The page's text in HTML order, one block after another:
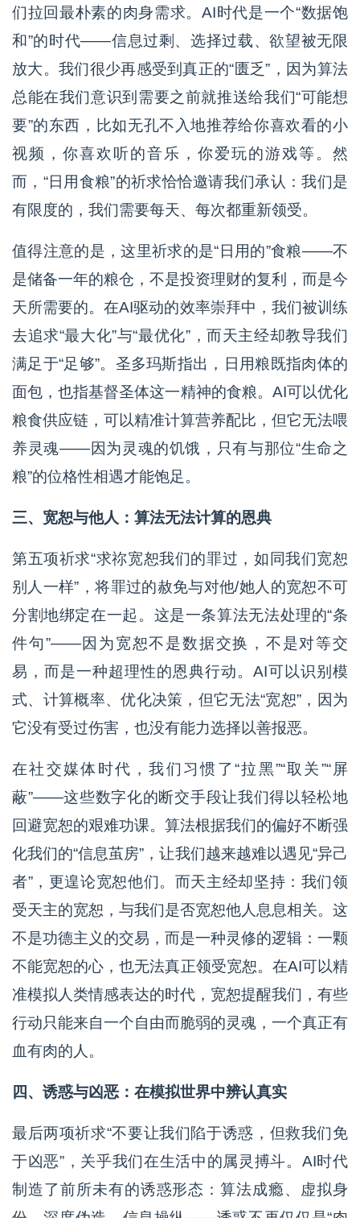
们拉回最朴素的肉身需求。AI时代是一个“数据饱
和”的时代——信息过剩、选择过载、欲望被无限
放大。我们很少再感受到真正的“匮乏”，因为算法
总能在我们意识到需要之前就推送给我们“可能想
要”的东西，比如无孔不入地推荐给你喜欢看的小
视频，你喜欢听的音乐，你爱玩的游戏等。然
而，“日用食粮”的祈求恰恰邀请我们承认：我们是
有限度的，我们需要每天、每次都重新领受。
值得注意的是，这里祈求的是“日用的”食粮——不
是储备一年的粮仓，不是投资理财的复利，而是今
天所需要的。在AI驱动的效率崇拜中，我们被训练
去追求“最大化”与“最优化”，而天主经却教导我们
满足于“足够”。圣多玛斯指出，日用粮既指肉体的
面包，也指基督圣体这一精神的食粮。AI可以优化
粮食供应链，可以精准计算营养配比，但它无法喂
养灵魂——因为灵魂的饥饿，只有与那位“生命之
粮”的位格性相遇才能饱足。
三、宽恕与他人：算法无法计算的恩典
第五项祈求“求祢宽恕我们的罪过，如同我们宽恕
别人一样”，将罪过的赦免与对他/她人的宽恕不可
分割地绑定在一起。这是一条算法无法处理的“条
件句”——因为宽恕不是数据交换，不是对等交
易，而是一种超理性的恩典行动。AI可以识别模
式、计算概率、优化决策，但它无法“宽恕”，因为
它没有受过伤害，也没有能力选择以善报恶。
在社交媒体时代，我们习惯了“拉黑”“取关”“屏
蔽”——这些数字化的断交手段让我们得以轻松地
回避宽恕的艰难功课。算法根据我们的偏好不断强
化我们的“信息茧房”，让我们越来越难以遇见“异己
者”，更遑论宽恕他们。而天主经却坚持：我们领
受天主的宽恕，与我们是否宽恕他人息息相关。这
不是功德主义的交易，而是一种灵修的逻辑：一颗
不能宽恕的心，也无法真正领受宽恕。在AI可以精
准模拟人类情感表达的时代，宽恕提醒我们，有些
行动只能来自一个自由而脆弱的灵魂，一个真正有
血有肉的人。
四、诱惑与凶恶：在模拟世界中辨认真实
最后两项祈求“不要让我们陷于诱惑，但救我们免
于凶恶”，关乎我们在生活中的属灵搏斗。AI时代
制造了前所未有的诱惑形态：算法成瘾、虚拟身